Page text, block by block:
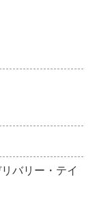
バリー・テイ